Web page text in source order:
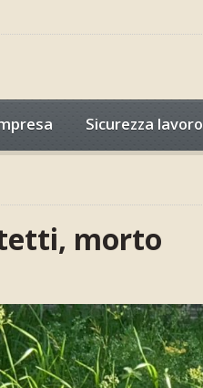
Sicurezza lavoro
morto